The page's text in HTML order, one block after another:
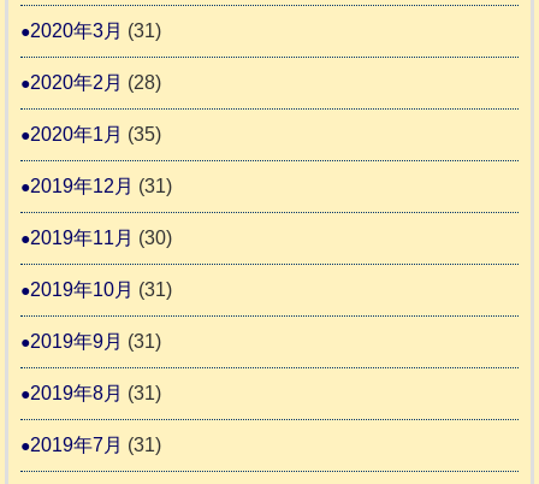
2020年3月 (31)
2020年2月 (28)
2020年1月 (35)
2019年12月 (31)
2019年11月 (30)
2019年10月 (31)
2019年9月 (31)
2019年8月 (31)
2019年7月 (31)